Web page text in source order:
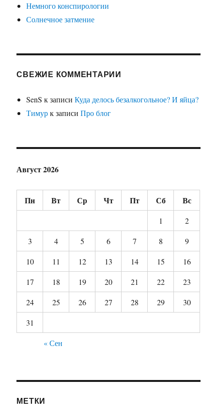
Немного конспирологии
Солнечное затмение
СВЕЖИЕ КОММЕНТАРИИ
SenS к записиКуда делось безалкогольное? И яйца?
Тимурк записиПро блог
Август 2026
Пн Вт Ср Чт Пт Сб Вс
1
2
3
4 5 6 7 8
9
10
11 12 13 14 15
16
17
18 19 20 21 22
23
24
25 26 27 28 29
30
31
« Сен
МЕТКИ